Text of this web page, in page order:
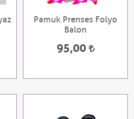
Pamuk Prenses Folyo
Balon
95,00